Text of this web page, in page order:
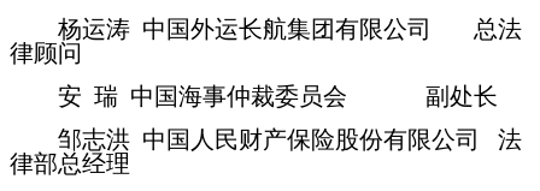
杨运涛 中国外运长航集团有限公司 总法
律顾问
安 瑞 中国海事仲裁委员会 副处长
邹志洪 中国人民财产保险股份有限公司 法
律部总经理